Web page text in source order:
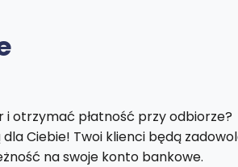
otrzymać płatność przy odbiorze?
Ciebie! Twoi klienci będą
na swoje konto bankowe.